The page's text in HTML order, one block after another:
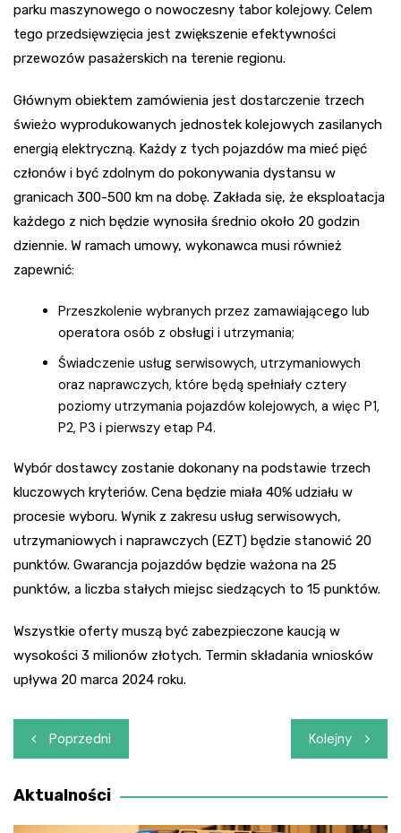
parku maszynowego o nowoczesny tabor kolejowy. Celem
tego przedsięwzięcia jest zwiększenie efektywności
przewozów pasażerskich na terenie regionu.
Głównym obiektem zamówienia jest dostarczenie trzech
świeżo wyprodukowanych jednostek kolejowych zasilanych
energią elektryczną. Każdy z tych pojazdów ma mieć pięć
członów i być zdolnym do pokonywania dystansu w
granicach 300-500 km na dobę. Zakłada się, że eksploatacja
każdego z nich będzie wynosiła średnio około 20 godzin
dziennie. W ramach umowy, wykonawca musi również
zapewnić:
Przeszkolenie wybranych przez zamawiającego lub
operatora osób z obsługi i utrzymania;
Świadczenie usług serwisowych, utrzymaniowych
oraz naprawczych, które będą spełniały cztery
poziomy utrzymania pojazdów kolejowych, a więc P1,
P2, P3 i pierwszy etap P4.
Wybór dostawcy zostanie dokonany na podstawie trzech
kluczowych kryteriów. Cena będzie miała 40% udziału w
procesie wyboru. Wynik z zakresu usług serwisowych,
utrzymaniowych i naprawczych (EZT) będzie stanowić 20
punktów. Gwarancja pojazdów będzie ważona na 25
punktów, a liczba stałych miejsc siedzących to 15 punktów.
Wszystkie oferty muszą być zabezpieczone kaucją w
wysokości 3 milionów złotych. Termin składania wniosków
upływa 20 marca 2024 roku.
Nawigacja
wpisu
Poprzedni Kolejny
Aktualności